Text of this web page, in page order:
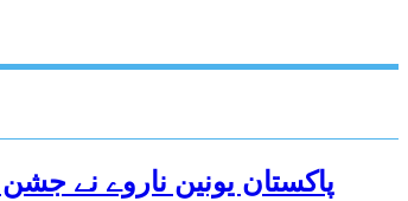
پاکستان یونین ناروے نے